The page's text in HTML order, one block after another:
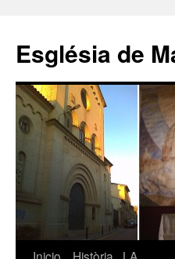
contenido
Església de